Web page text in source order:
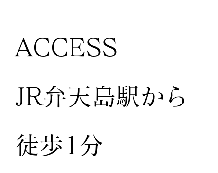
ACCESS
JR弁天島駅から
徒歩1分